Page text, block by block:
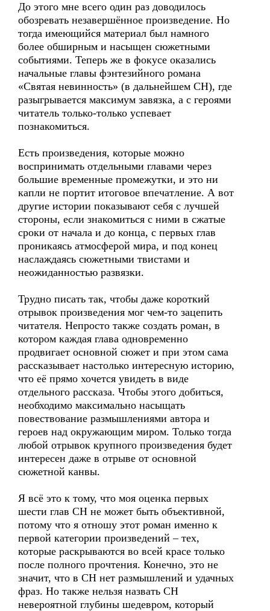
До этого мне всего один раз доводилось
обозревать незавершённое произведение. Но
тогда имеющийся материал был намного
более обширным и насыщен сюжетными
событиями. Теперь же в фокусе оказались
начальные главы фэнтезийного романа
«Святая невинность» (в дальнейшем СН), где
разыгрывается максимум завязка, а с героями
читатель только-только успевает
познакомиться.
Есть произведения, которые можно
воспринимать отдельными главами через
большие временные промежутки, и это ни
капли не портит итоговое впечатление. А вот
другие истории показывают себя с лучшей
стороны, если знакомиться с ними в сжатые
сроки от начала и до конца, с первых глав
проникаясь атмосферой мира, и под конец
наслаждаясь сюжетными твистами и
неожиданностью развязки.
Трудно писать так, чтобы даже короткий
отрывок произведения мог чем-то зацепить
читателя. Непросто также создать роман, в
котором каждая глава одновременно
продвигает основной сюжет и при этом сама
рассказывает настолько интересную историю,
что её прямо хочется увидеть в виде
отдельного рассказа. Чтобы этого добиться,
необходимо максимально насыщать
повествование размышлениями автора и
героев над окружающим миром. Только тогда
любой отрывок крупного произведения будет
интересен даже в отрыве от основной
сюжетной канвы.
Я всё это к тому, что моя оценка первых
шести глав СН не может быть объективной,
потому что я отношу этот роман именно к
первой категории произведений – тех,
которые раскрываются во всей красе только
после полного прочтения. Конечно, это не
значит, что в СН нет размышлений и удачных
фраз. Но также нельзя назвать СН
невероятной глубины шедевром, который